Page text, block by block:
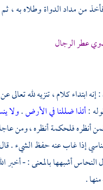
من مداد الدواة وطلاه به ،
عطر الرجال
ابتداء كلام ، تنزيه لله تعالى
:أئذا ضللنا في الأرض.ولا
أنظره فلحكمة أنظره ، ومن
إذا غاب عنه حفظ الشيء .
النحاسأشبهها بالمعنى : - أخبر
.